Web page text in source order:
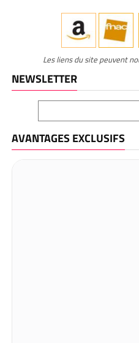
Les liens du site peuvent
NEWSLETTER
AVANTAGES EXCLUSIFS